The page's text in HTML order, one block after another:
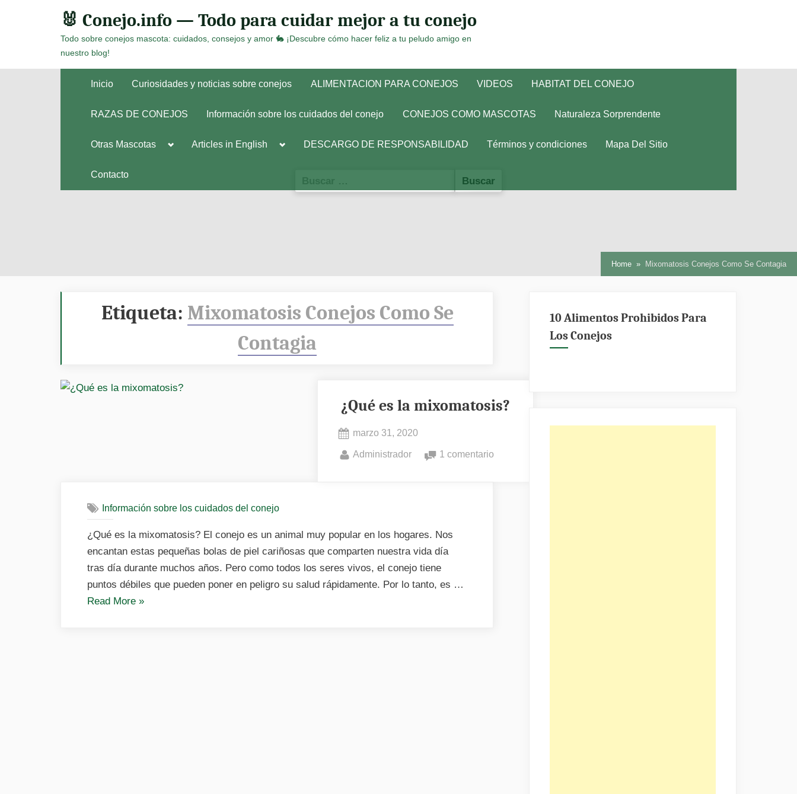
🐰 Conejo.info — Todo para cuidar mejor a tu conejo
Todo sobre conejos mascota: cuidados, consejos y amor 🐇 ¡Descubre cómo hacer feliz a tu peludo amigo en
nuestro blog!
Inicio Curiosidades y noticias sobre conejos ALIMENTACION PARA CONEJOS VIDEOS HABITAT DEL CONEJO
RAZAS DE CONEJOS Información sobre los cuidados del conejo CONEJOS COMO MASCOTAS Naturaleza Sorprendente
Otras Mascotas
Toggle
Toggle
Articles in English
ToggleDESCARGO DE RESPONSABILIDAD Términos y condiciones Mapa Del Sitio
Contacto
Home Mixomatosis Conejos Como Se Contagia
Etiqueta: Mixomatosis Conejos Como Se
Contagia
¿Qué es la mixomatosis?
Posted
on
marzo 31, 2020
By
Administrador 1 comentarioen
Información sobre los cuidados del conejo
¿Qué es la mixomatosis? El conejo es un animal muy popular en los hogares. Nos
encantan estas pequeñas bolas de piel cariñosas que comparten nuestra vida día
tras día durante muchos años. Pero como todos los seres vivos, el conejo tiene
puntos débiles que pueden poner en peligro su salud rápidamente. Por lo tanto, es …
Read More«¿Qué
»
10 Alimentos Prohibidos Para
Los Conejos